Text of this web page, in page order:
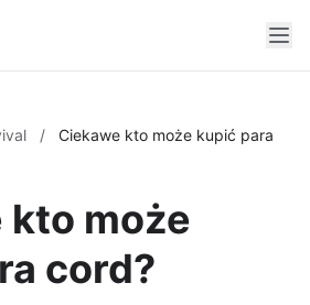
/
Ciekawe kto może kupić para
kto może
cord?